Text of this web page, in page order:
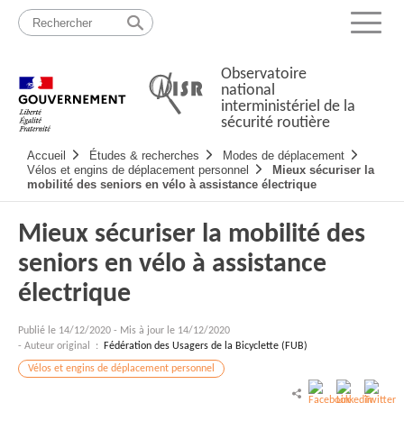
Passer
contenu
Menu
Observatoire
national
interministériel de la
sécurité routière
principale
Accueil Études & recherches
Modes de déplacement
Vélos et engins de déplacement personnel
Mieux sécuriser la
mobilité des seniors en vélo à assistance électrique
Mieux sécuriser la mobilité des
seniors en vélo à assistance
électrique
Publié le 14/12/2020 - Mis à jour le 14/12/2020
- Auteur original : Fédération des Usagers de la Bicyclette (FUB)
Vélos et engins de déplacement personnel